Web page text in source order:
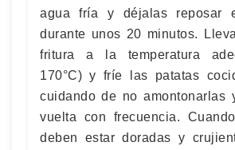
agua fría y déjalas reposar
durante unos 20 minutos.
fritura a la temperatura
170°C) y fríe las patatas
cuidando de no amontonarlas
vuelta con frecuencia.
deben estar doradas y